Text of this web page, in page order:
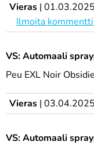
Vieras |
Ilmoita
VS: Automaali
Peu EXL Noir
Vieras |
VS: Automaali